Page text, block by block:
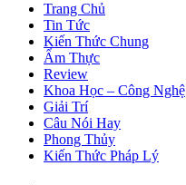
Trang Chủ
Tin Tức
Kiến Thức Chung
Ẩm Thực
Review
Khoa Học – Công Nghệ
Giải Trí
Câu Nói Hay
Phong Thủy
Kiến Thức Pháp Lý